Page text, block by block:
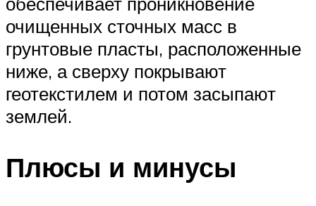
очищенных сточных масс в
грунтовые пласты, расположенные
ниже, а сверху покрывают
геотекстилем и потом засыпают
землей.
Плюсы и минусы